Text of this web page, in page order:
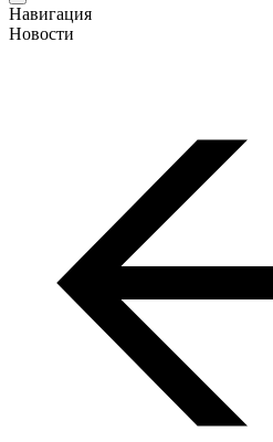
Навигация
Новости